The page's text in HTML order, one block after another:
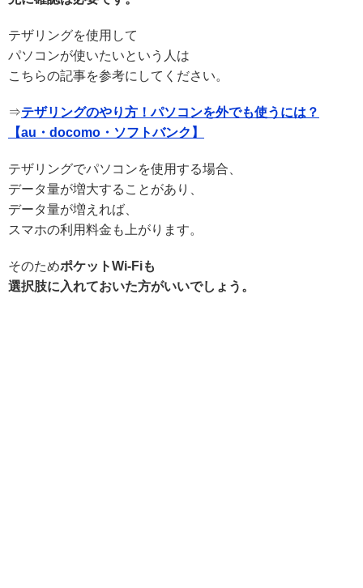
テザリングを使用して
パソコンが使いたいという人は
こちらの記事を参考にしてください。
⇒テザリングのやり方！パソコンを外でも使うには？
【au・docomo・ソフトバンク】
テザリングでパソコンを使用する場合、
データ量が増大することがあり、
データ量が増えれば、
スマホの利用料金も上がります。
そのためポケットWi-Fiも
選択肢に入れておいた方がいいでしょう。